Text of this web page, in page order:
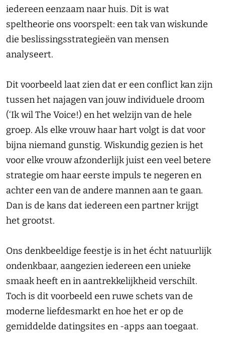
iedereen eenzaam naar huis. Dit is wat
speltheorie ons voorspelt: een tak van wiskunde
die beslissingsstrategieën van mensen
analyseert.
Dit voorbeeld laat zien dat er een conflict kan zijn
tussen het najagen van jouw individuele droom
(‘Ik wil The Voice!) en het welzijn van de hele
groep. Als elke vrouw haar hart volgt is dat voor
bijna niemand gunstig. Wiskundig gezien is het
voor elke vrouw afzonderlijk juist een veel betere
strategie om haar eerste impuls te negeren en
achter een van de andere mannen aan te gaan.
Dan is de kans dat iedereen een partner krijgt
het grootst.
Ons denkbeeldige feestje is in het écht natuurlijk
ondenkbaar, aangezien iedereen een unieke
smaak heeft en in aantrekkelijkheid verschilt.
Toch is dit voorbeeld een ruwe schets van de
moderne liefdesmarkt en hoe het er op de
gemiddelde datingsites en -apps aan toegaat.